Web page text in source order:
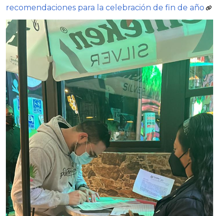
recomendaciones para la celebración de fin de año